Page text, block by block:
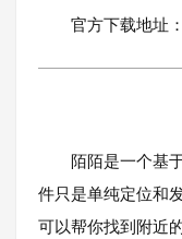
官方下载地址：
陌陌是一个基
件只是单纯定位和
可以帮你找到附近